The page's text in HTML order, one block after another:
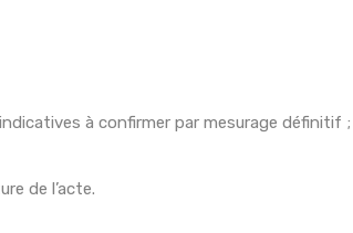
à confirmer par mesurage définitif ;
de l’acte.